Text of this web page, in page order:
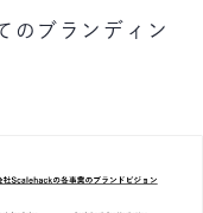
のブランディン